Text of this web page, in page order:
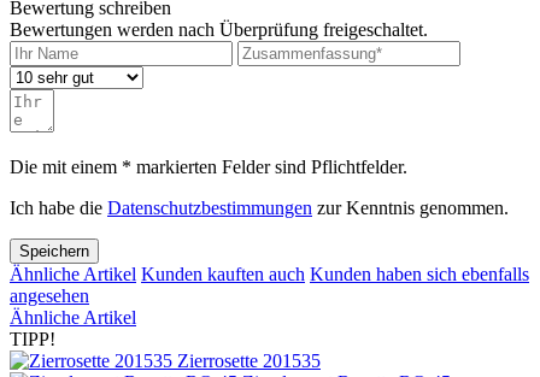
Bewertung schreiben
Bewertungen werden nach Überprüfung freigeschaltet.
Die mit einem * markierten Felder sind Pflichtfelder.
Ich habe die Datenschutzbestimmungen zur Kenntnis genommen.
Speichern
Ähnliche Artikel Kunden kauften auch Kunden haben sich ebenfalls
angesehen
Ähnliche Artikel
TIPP!
Zierrosette 201535